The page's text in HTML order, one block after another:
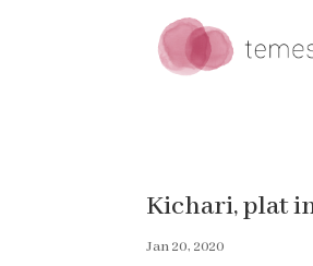
Kichari, plat
Jan 20, 2020